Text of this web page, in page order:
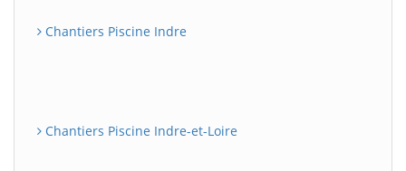
Chantiers Piscine Indre
Chantiers Piscine Indre-et-Loire